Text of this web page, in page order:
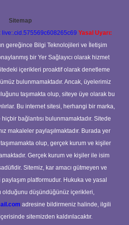
Sitemap
live:.cid.575569c608265c69 Yasal Uyarı:
gereğince Bilgi Teknolojileri ve İletişim
bir Yer Sağlayıcı olarak hizmet
içerikleri proaktif olarak denetleme
bulunmamaktadır. Ancak, üyelerimiz
taşımakta olup, siteye üye olarak bu
Bu internet sitesi, herhangi bir marka,
bağlantısı bulunmamaktadır. Sitede
makaleler paylaşılmaktadır. Burada yer
olup, gerçek kurum ve kişiler
Gerçek kurum ve kişiler ile isim
Sitemiz, kar amacı gütmeyen ve
platformudur. Hukuka ve yasal
olduğunu düşündüğünüz içerikleri,
adresine bildirmeniz halinde, ilgili
sitemizden kaldırılacaktır.